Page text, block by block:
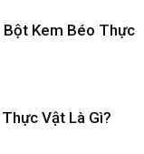
Bột Kem Béo Thực
Vật Là Gì?